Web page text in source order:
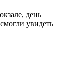
день
увидеть